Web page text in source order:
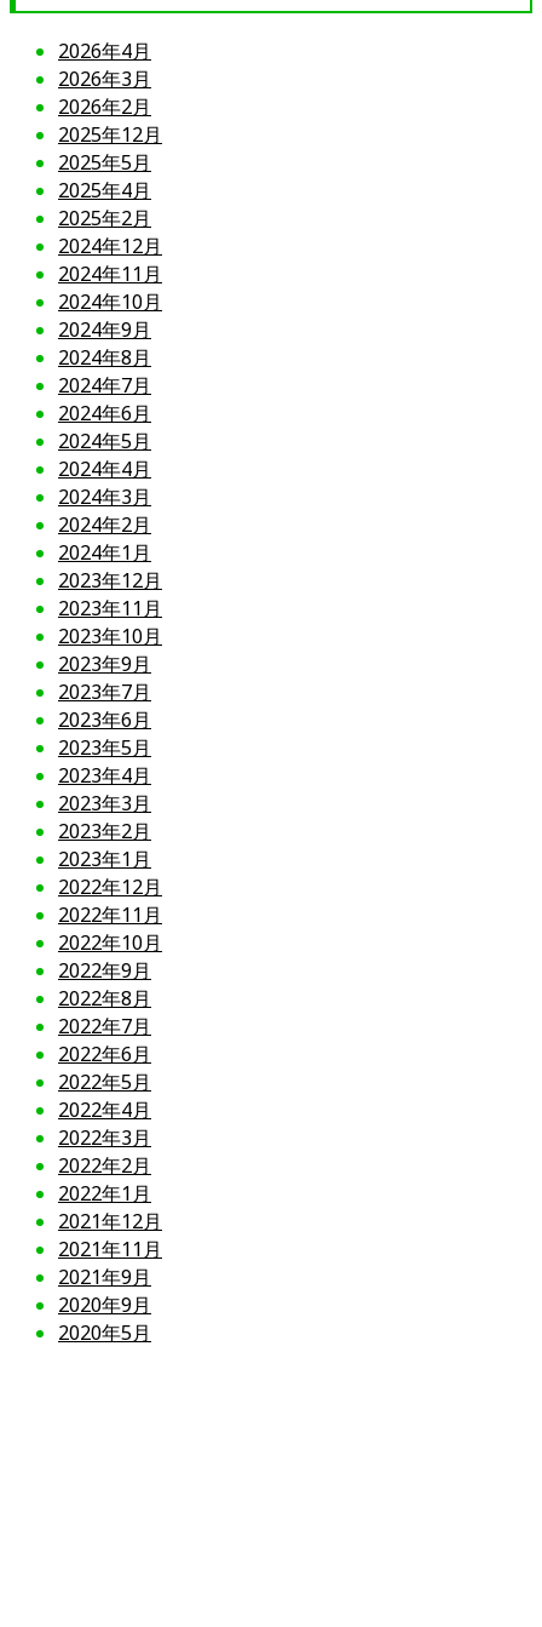
2026年4月
2026年3月
2026年2月
2025年12月
2025年5月
2025年4月
2025年2月
2024年12月
2024年11月
2024年10月
2024年9月
2024年8月
2024年7月
2024年6月
2024年5月
2024年4月
2024年3月
2024年2月
2024年1月
2023年12月
2023年11月
2023年10月
2023年9月
2023年7月
2023年6月
2023年5月
2023年4月
2023年3月
2023年2月
2023年1月
2022年12月
2022年11月
2022年10月
2022年9月
2022年8月
2022年7月
2022年6月
2022年5月
2022年4月
2022年3月
2022年2月
2022年1月
2021年12月
2021年11月
2021年9月
2020年9月
2020年5月